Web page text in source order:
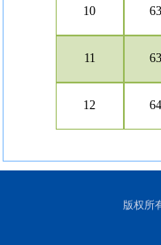
10
11
12
版权所